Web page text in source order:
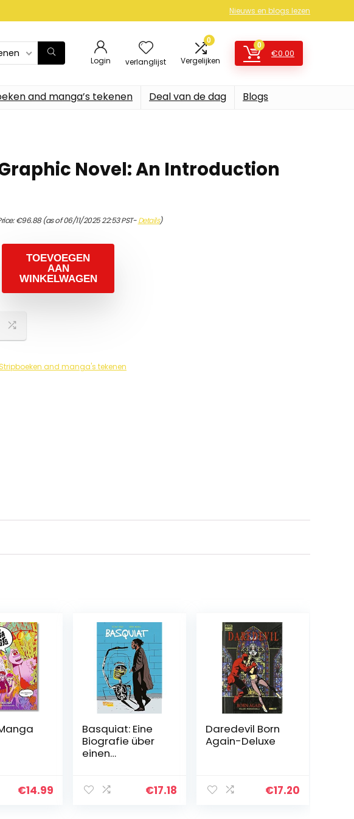
Nieuws en blogs lezen
Login verlanglijst
0
Vergelijken
0
€0.00
and manga’s tekenen Deal van de dag Blogs
Novel: An Introduction
€96.88(as of 06/11/2025 22:53 PST-Details)
TOEVOEGEN
AAN
WINKELWAGEN
Stripboeken and manga's tekenen
€14.99
Basquiat: Eine
Biografie über
einen
Novel)
€17.18
Daredevil Born
Again-Deluxe
€17.20